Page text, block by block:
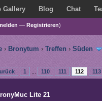
Gallery Blog Chat
— Registrieren)
› Bronytum › Treffen › Süden
1 110 111 112 113
Lite 21